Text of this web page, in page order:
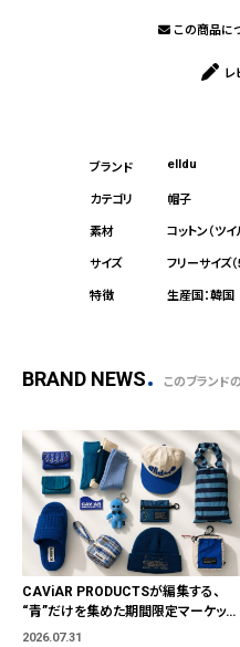
この商品に
レ
elldu
帽子
コットン（ツイ
フリーサイズ
生産国：韓国
BRAND NEWS このブランド
CAViAR PRODUCTSが編集する、
“青”だけを集めた期間限定マーケット
「BLUE MARKET」が横浜に。ブランド
2026.07.31